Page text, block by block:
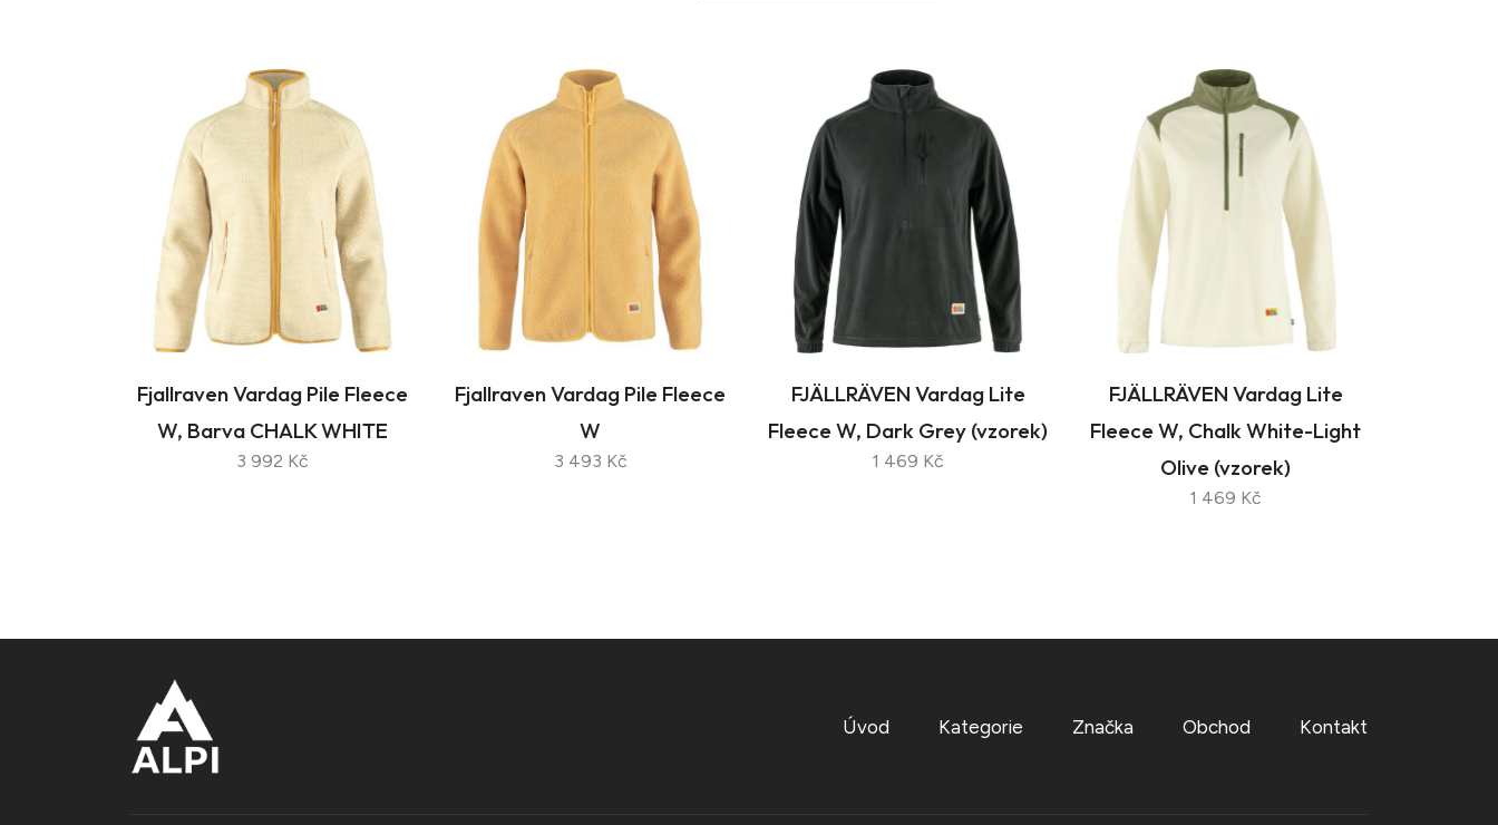
Fjallraven Vardag Pile Fleece
W, Barva CHALK WHITE
3 992 Kč
Fjallraven Vardag Pile Fleece
W
3 493 Kč
FJÄLLRÄVEN Vardag Lite
Fleece W, Dark Grey (vzorek)
1 469 Kč
FJÄLLRÄVEN Vardag Lite
Fleece W, Chalk White-Light
Olive (vzorek)
1 469 Kč
Úvod Kategorie Značka Obchod Kontakt